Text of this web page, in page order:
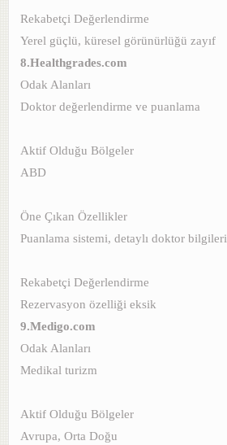
Rekabetçi Değerlendirme
Yerel güçlü, küresel görünürlüğü zayıf
8.Healthgrades.com
Odak Alanları
Doktor değerlendirme ve puanlama
Aktif Olduğu Bölgeler
ABD
Öne Çıkan Özellikler
Puanlama sistemi, detaylı doktor bilgileri
Rekabetçi Değerlendirme
Rezervasyon özelliği eksik
9.Medigo.com
Odak Alanları
Medikal turizm
Aktif Olduğu Bölgeler
Avrupa, Orta Doğu